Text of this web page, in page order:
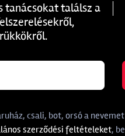
tanácsokat találsz a
csali, bot, orsó a
szerződési feltételeket,